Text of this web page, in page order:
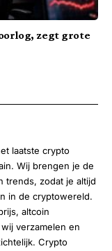
zegt grote
laatste crypto
Wij brengen je de
trends, zodat je altijd
in de cryptowereld.
altcoin
verzamelen en
Crypto